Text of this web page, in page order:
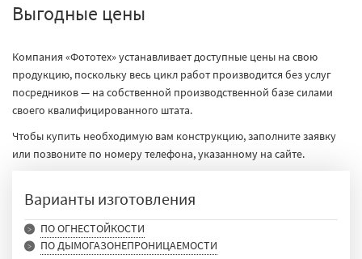
Выгодные цены
Компания «Фототех» устанавливает доступные цены на свою
продукцию, поскольку весь цикл работ производится без услуг
посредников — на собственной производственной базе силами
своего квалифицированного штата.
Чтобы купить необходимую вам конструкцию, заполните заявку
или позвоните по номеру телефона, указанному на сайте.
Варианты изготовления
ПО ОГНЕСТОЙКОСТИ
EIW 15
ПО ДЫМОГАЗОНЕПРОНИЦАЕМОСТИ